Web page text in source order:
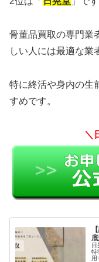
骨董品買取の専門業
しい人には最適な業
特に終活や身内の生
すめです。
＼
日
特
用